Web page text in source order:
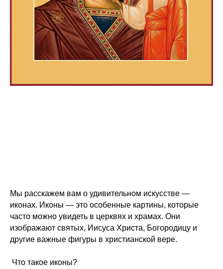
Мы расскажем вам о удивительном искусстве —
иконах. Иконы — это особенные картины, которые
часто можно увидеть в церквях и храмах. Они
изображают святых, Иисуса Христа, Богородицу и
другие важные фигуры в христианской вере.
Что такое иконы?